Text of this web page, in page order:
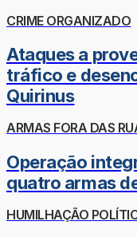
CRIME ORGANIZADO
Ataques a
tráfico e
Quirinus
ARMAS FORA DAS
Operação
quatro armas
HUMILHAÇÃO